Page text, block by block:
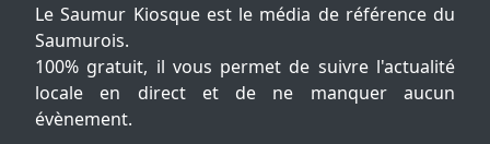
Le Saumur Kiosque est le média de référence du
Saumurois.
100% gratuit, il vous permet de suivre l'actualité
locale en direct et de ne manquer aucun
évènement.